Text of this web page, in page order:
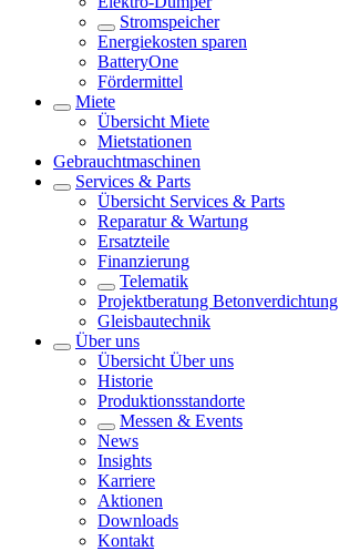
Stromspeicher
Energiekosten sparen
BatteryOne
Fördermittel
Miete
Übersicht Miete
Mietstationen
Gebrauchtmaschinen
Services & Parts
Übersicht Services & Parts
Reparatur & Wartung
Ersatzteile
Finanzierung
Telematik
Projektberatung Betonverdichtung
Gleisbautechnik
Über uns
Übersicht Über uns
Historie
Produktionsstandorte
Messen & Events
News
Insights
Karriere
Aktionen
Downloads
Kontakt